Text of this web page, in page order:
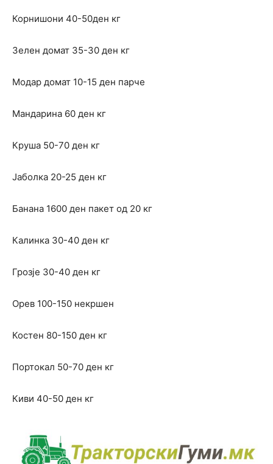
Корнишони 40-50ден кг
Зелен домат 35-30 ден кг
Модар домат 10-15 ден парче
Мандарина 60 ден кг
Круша 50-70 ден кг
Јаболка 20-25 ден кг
Банана 1600 ден пакет од 20 кг
Калинка 30-40 ден кг
Грозје 30-40 ден кг
Орев 100-150 некршен
Костен 80-150 ден кг
Портокал 50-70 ден кг
Киви 40-50 ден кг